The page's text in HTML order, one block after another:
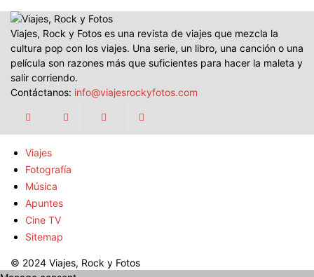
Viajes, Rock y Fotos es una revista de viajes que mezcla la
cultura pop con los viajes. Una serie, un libro, una canción o una
película son razones más que suficientes para hacer la maleta y
salir corriendo.
Contáctanos: info@viajesrockyfotos.com
Viajes
Fotografía
Música
Apuntes
Cine TV
Sitemap
© 2024 Viajes, Rock y Fotos